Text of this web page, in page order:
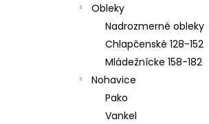
Obleky
Nadrozmerné obleky
Chlapčenské 128-152
Mládežnícke 158-182
Nohavice
Pako
Vankel